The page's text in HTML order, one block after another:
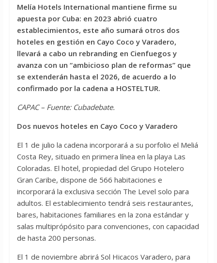
Melía Hotels International mantiene firme su
apuesta por Cuba: en 2023 abrió cuatro
establecimientos, este año sumará otros dos
hoteles en gestión en Cayo Coco y Varadero,
llevará a cabo un rebranding en Cienfuegos y
avanza con un “ambicioso plan de reformas” que
se extenderán hasta el 2026, de acuerdo a lo
confirmado por la cadena a HOSTELTUR.
CAPAC – Fuente: Cubadebate.
Dos nuevos hoteles en Cayo Coco y Varadero
El 1 de julio la cadena incorporará a su porfolio el Meliá
Costa Rey, situado en primera línea en la playa Las
Coloradas. El hotel, propiedad del Grupo Hotelero
Gran Caribe, dispone de 566 habitaciones e
incorporará la exclusiva sección The Level solo para
adultos. El establecimiento tendrá seis restaurantes,
bares, habitaciones familiares en la zona estándar y
salas multiprópósito para convenciones, con capacidad
de hasta 200 personas.
El 1 de noviembre abrirá Sol Hicacos Varadero, para